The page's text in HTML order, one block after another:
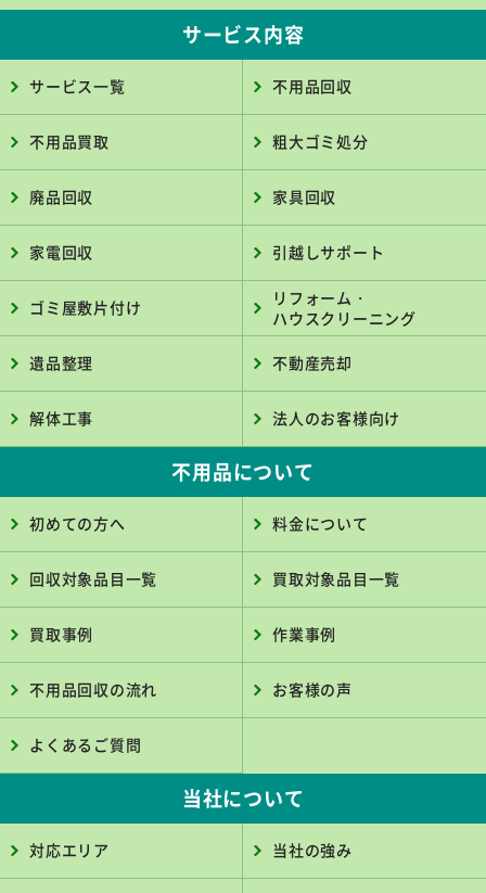
サービス内容
サービス一覧 不用品回収
不用品買取 粗大ゴミ処分
廃品回収 家具回収
家電回収 引越しサポート
ゴミ屋敷片付け
リフォーム・
ハウスクリーニング
遺品整理 不動産売却
解体工事 法人のお客様向け
不用品について
初めての方へ 料金について
回収対象品目一覧 買取対象品目一覧
買取事例 作業事例
不用品回収の流れ お客様の声
よくあるご質問
当社について
対応エリア 当社の強み